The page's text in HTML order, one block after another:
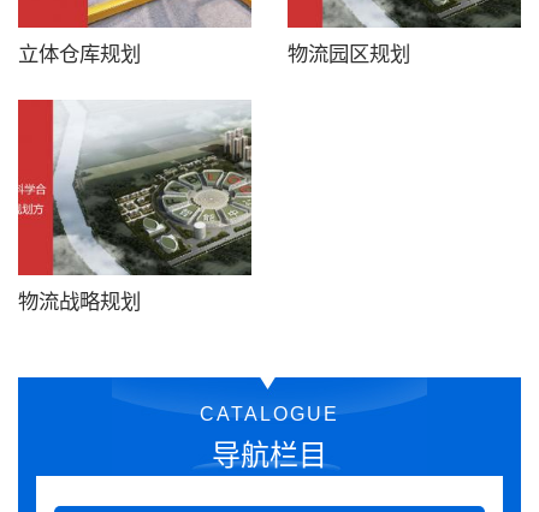
立体仓库规划 物流园区规划
物流战略规划
CATALOGUE
导航栏目